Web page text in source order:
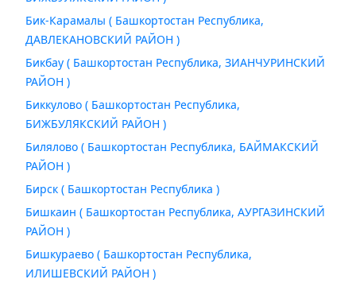
Бик-Карамалы ( Башкортостан Республика,
ДАВЛЕКАНОВСКИЙ РАЙОН )
Бикбау ( Башкортостан Республика, ЗИАНЧУРИНСКИЙ
РАЙОН )
Биккулово ( Башкортостан Республика,
БИЖБУЛЯКСКИЙ РАЙОН )
Билялово ( Башкортостан Республика, БАЙМАКСКИЙ
РАЙОН )
Бирск ( Башкортостан Республика )
Бишкаин ( Башкортостан Республика, АУРГАЗИНСКИЙ
РАЙОН )
Бишкураево ( Башкортостан Республика,
ИЛИШЕВСКИЙ РАЙОН )